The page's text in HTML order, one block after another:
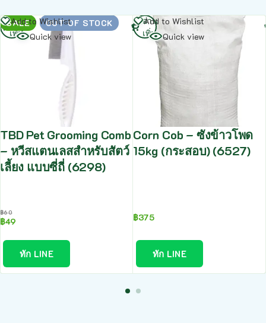
SALE OUT OF STOCK
Add to Wishlist
Quick view
TBD Pet Grooming Comb
– หวีสแตนเลสสำหรับสัตว์
เลี้ยง แบบซี่ถี่ (6298)
฿60
฿49
ทัก LINE
อ่าน
เพิ่ม
Add to Wishlist
Quick view
Corn Cob – ซังข้าวโพด
15kg (กระสอบ) (6527)
฿375
ทัก LINE
อ่าน
เพิ่ม